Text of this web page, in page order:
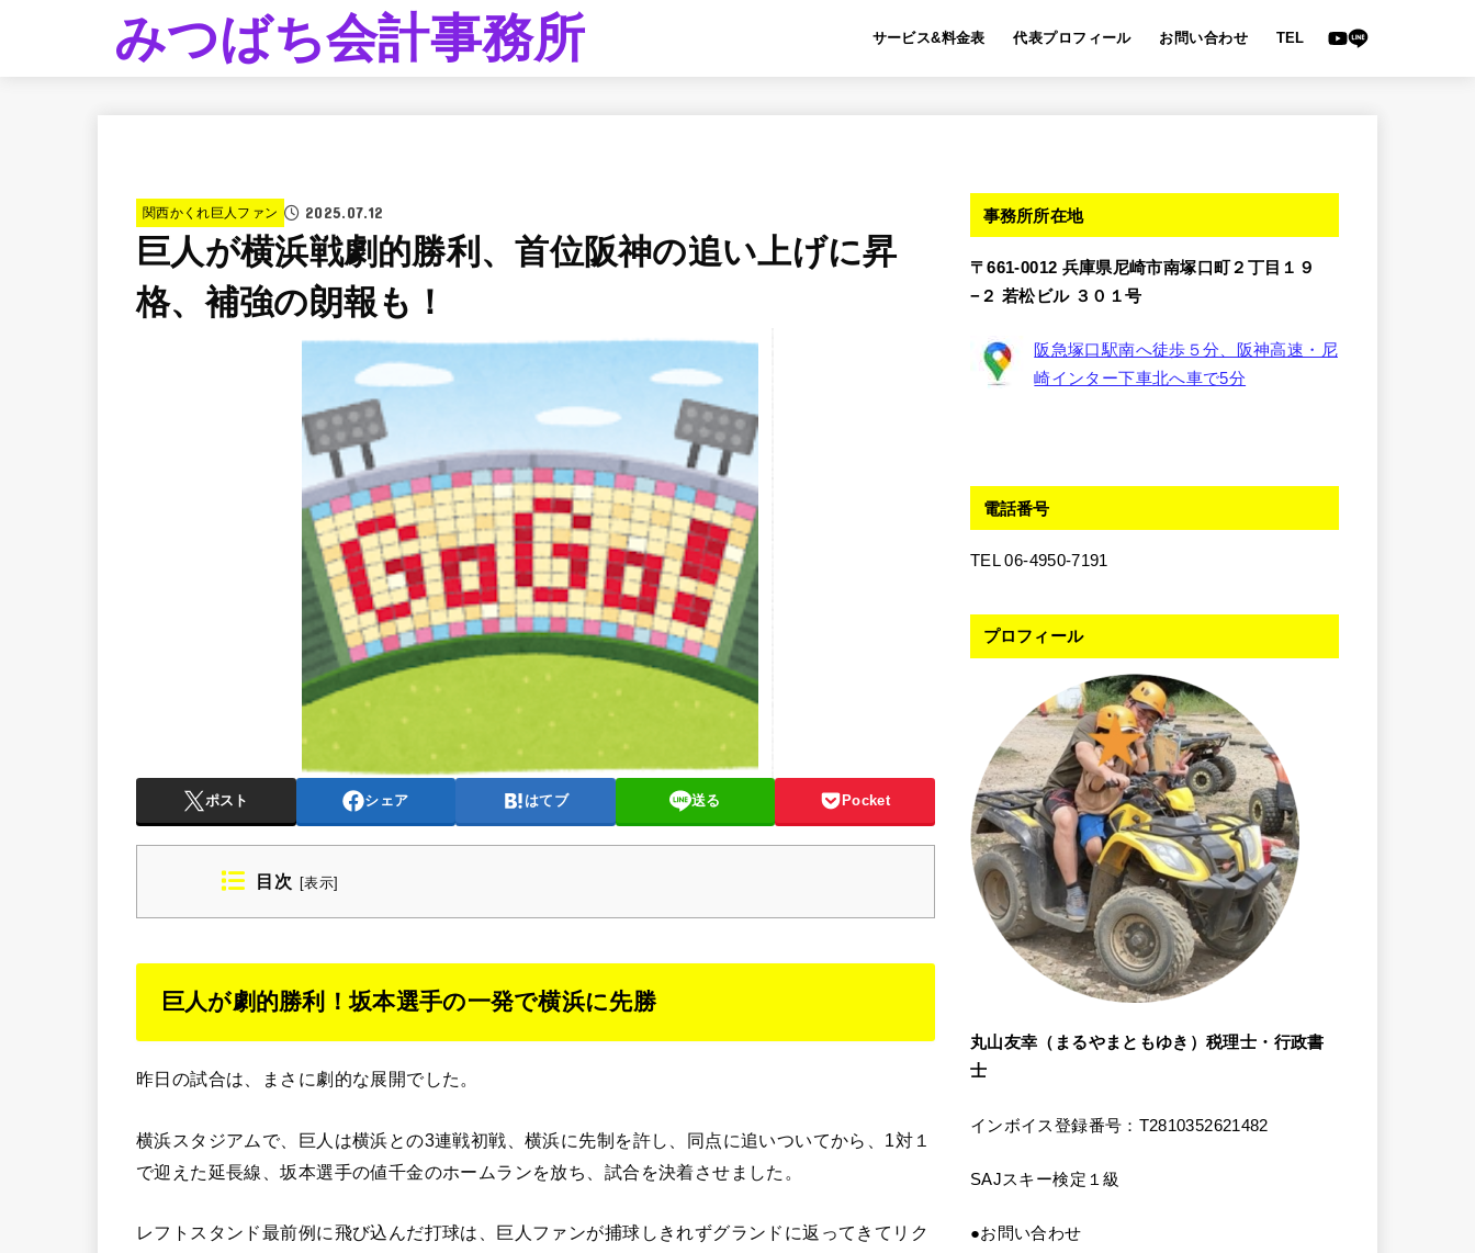
みつばち会計事務所 サービス&料金表 代表プロフィール お問い合わせ TEL
関西かくれ巨人ファン 2025.07.12
巨人が横浜戦劇的勝利、首位阪神の追い上げに昇
格、補強の朗報も！
ポスト シェア はてブ 送る Pocket
目次 [表示]
巨人が劇的勝利！坂本選手の一発で横浜に先勝
昨日の試合は、まさに劇的な展開でした。
横浜スタジアムで、巨人は横浜との3連戦初戦、横浜に先制を許し、同点に追いついてから、1対１
で迎えた延長線、坂本選手の値千金のホームランを放ち、試合を決着させました。
レフトスタンド最前例に飛び込んだ打球は、巨人ファンが捕球しきれずグランドに返ってきてリク
事務所所在地
〒661-0012 兵庫県尼崎市南塚口町２丁目１９
−２ 若松ビル ３０１号
阪急塚口駅南へ徒歩５分、阪神高速・尼
崎インター下車北へ車で5分
電話番号
TEL 06-4950-7191
プロフィール
丸山友幸（まるやまともゆき）税理士・行政書
士
インボイス登録番号：T2810352621482
SAJスキー検定１級
●お問い合わせ